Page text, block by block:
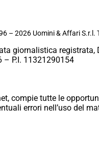
– 2026 Uomini & Affari S.r.l.
giornalistica registrata,
– P.I. 11321290154
compie tutte le
errori nell’uso del